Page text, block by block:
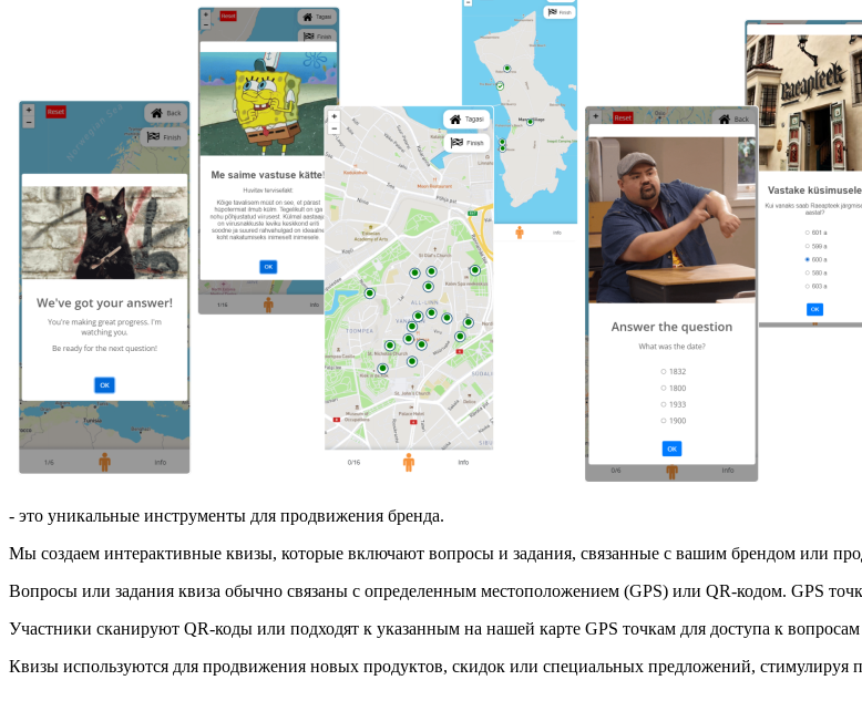
- это уникальные инструменты для продвижения бренда.
Мы создаем интерактивные квизы, которые включают вопросы и задания, связанные с вашим брендом или
Вопросы или задания квиза обычно связаны с определенным местоположением (GPS) или QR-кодом. GPS
Участники сканируют QR-коды или подходят к указанным на нашей карте GPS точкам для доступа к
Квизы используются для продвижения новых продуктов, скидок или специальных предложений, стимулируя